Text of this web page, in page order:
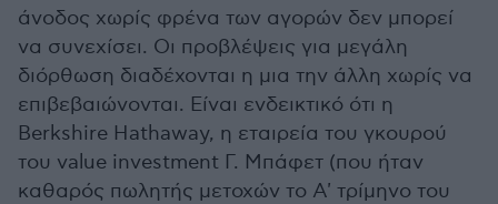
άνοδος χωρίς φρένα των αγορών δεν μπορεί
να συνεχίσει. Οι προβλέψεις για μεγάλη
διόρθωση διαδέχονται η μια την άλλη χωρίς να
επιβεβαιώνονται. Είναι ενδεικτικό ότι η
Berkshire Hathaway, η εταιρεία του γκουρού
του value investment Γ. Μπάφετ (που ήταν
καθαρός πωλητής μετοχών το Α' τρίμηνο του